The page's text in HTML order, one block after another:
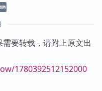
要转载，请附上原文出
1780392512152000